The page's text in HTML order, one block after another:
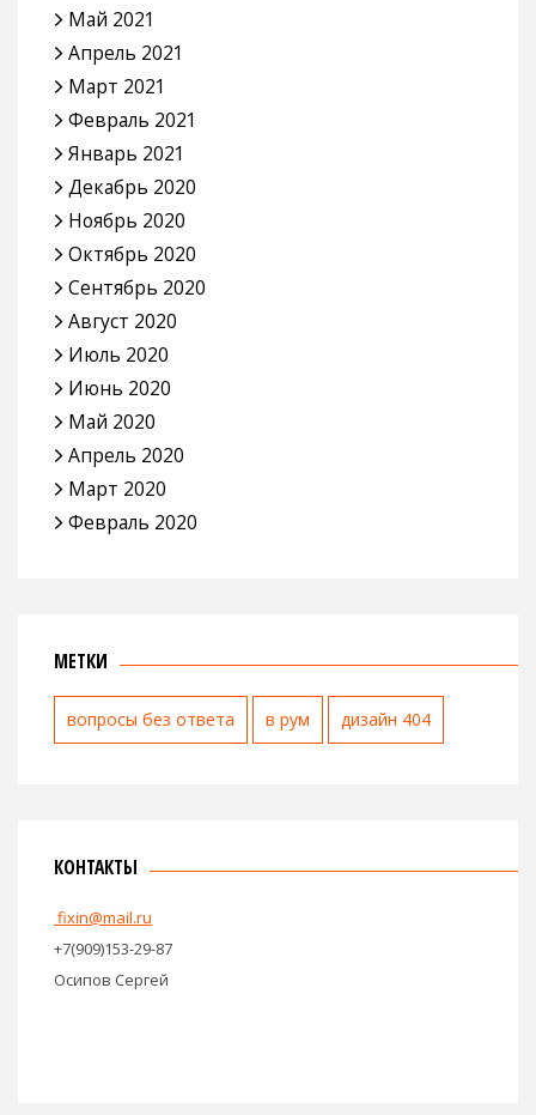
Май 2021
Апрель 2021
Март 2021
Февраль 2021
Январь 2021
Декабрь 2020
Ноябрь 2020
Октябрь 2020
Сентябрь 2020
Август 2020
Июль 2020
Июнь 2020
Май 2020
Апрель 2020
Март 2020
Февраль 2020
МЕТКИ
вопросы без ответа в рум дизайн 404
КОНТАКТЫ
fixin@mail.ru
+7(909)153-29-87
Осипов Сергей